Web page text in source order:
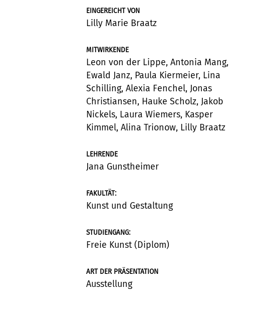
EINGEREICHT VON
Lilly Marie Braatz
MITWIRKENDE
Leon von der Lippe, Antonia Mang,
Ewald Janz, Paula Kiermeier, Lina
Schilling, Alexia Fenchel, Jonas
Christiansen, Hauke Scholz, Jakob
Nickels, Laura Wiemers, Kasper
Kimmel, Alina Trionow, Lilly Braatz
LEHRENDE
Jana Gunstheimer
FAKULTÄT:
Kunst und Gestaltung
STUDIENGANG:
Freie Kunst (Diplom)
ART DER PRÄSENTATION
Ausstellung